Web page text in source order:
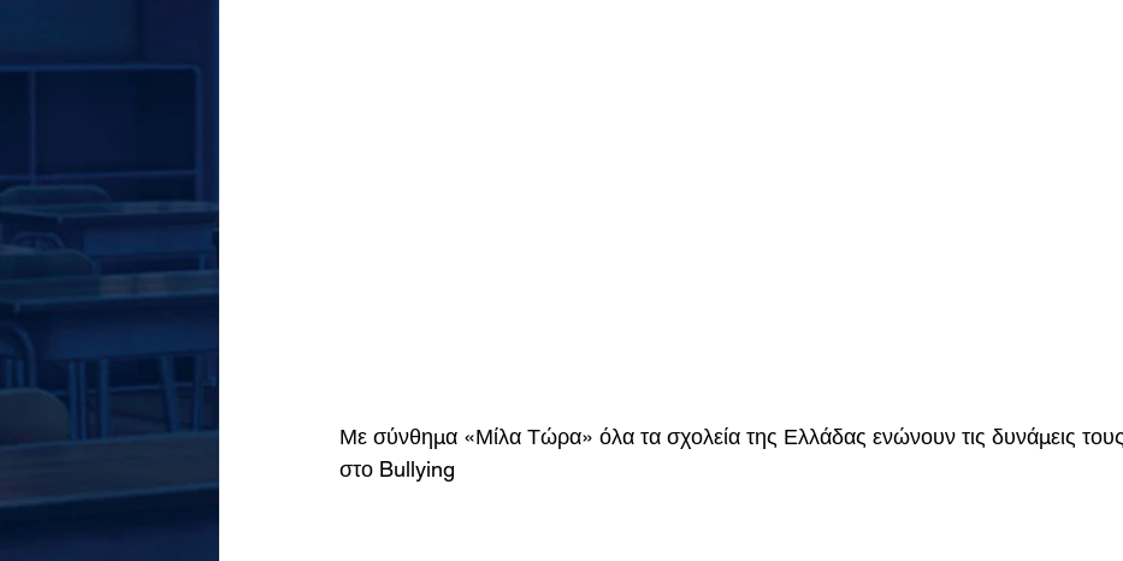
Με σύνθημα «Μίλα Τώρα» όλα τα σχολεία της Ελλάδας ενώνουν τις δυνάμεις τους
στο Bullying